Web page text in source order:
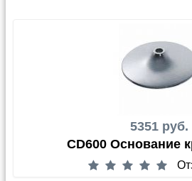
5351 руб.
CD600 Основание